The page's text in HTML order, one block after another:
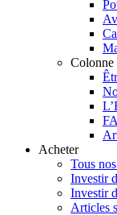
Colonne
Acheter
Tous
Investir
Investir
Articles